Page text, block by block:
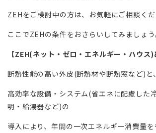
ZEHをご検討中の方は、お気軽にご相談くだ
ここでZEHの条件をおさらいしてみましょう
【ZEH(ネット・ゼロ・エネルギー・ハウス)
断熱性能の高い外皮(断熱材や断熱窓など)と、
高効率な設備・システム(省エネに配慮した
明・給湯器など)の
導入により、年間の一次エネルギー消費量